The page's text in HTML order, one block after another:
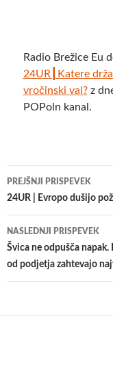
Radio Brežice Eu
24UR┃Katere
vročinski val?z
POPoln kanal.
Krmarjenje
po
prispevkih
PREJŠNJI PRISPEVEK
24UR | Evropo dušijo
NASLEDNJI PRISPEVEK
Švica ne odpušča
od podjetja zahtevajo